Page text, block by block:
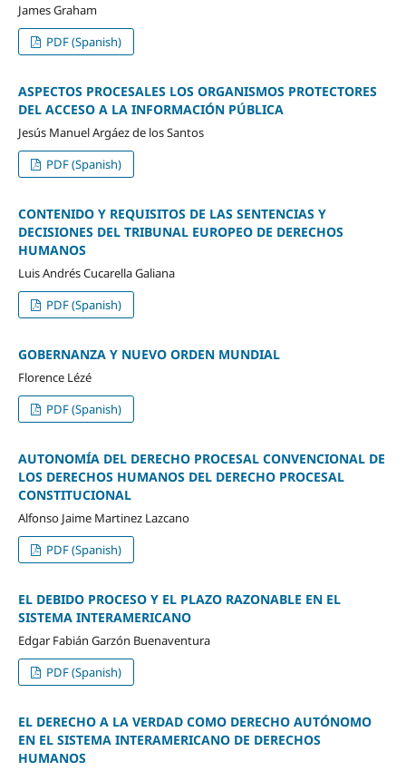
James Graham
PDF (Spanish)
ASPECTOS PROCESALES LOS ORGANISMOS PROTECTORES
DEL ACCESO A LA INFORMACIÓN PÚBLICA
Jesús Manuel Argáez de los Santos
PDF (Spanish)
CONTENIDO Y REQUISITOS DE LAS SENTENCIAS Y
DECISIONES DEL TRIBUNAL EUROPEO DE DERECHOS
HUMANOS
Luis Andrés Cucarella Galiana
PDF (Spanish)
GOBERNANZA Y NUEVO ORDEN MUNDIAL
Florence Lézé
PDF (Spanish)
AUTONOMÍA DEL DERECHO PROCESAL CONVENCIONAL DE
LOS DERECHOS HUMANOS DEL DERECHO PROCESAL
CONSTITUCIONAL
Alfonso Jaime Martinez Lazcano
PDF (Spanish)
EL DEBIDO PROCESO Y EL PLAZO RAZONABLE EN EL
SISTEMA INTERAMERICANO
Edgar Fabián Garzón Buenaventura
PDF (Spanish)
EL DERECHO A LA VERDAD COMO DERECHO AUTÓNOMO
EN EL SISTEMA INTERAMERICANO DE DERECHOS
HUMANOS